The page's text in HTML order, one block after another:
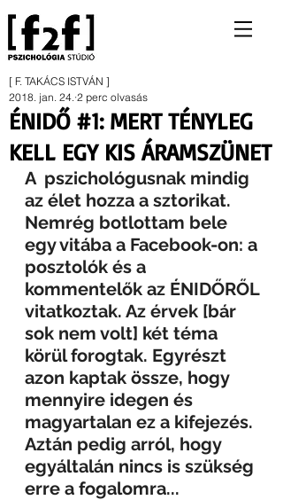
ÉNIDŐ #1: MERT TÉNYLEG
KELL EGY KIS ÁRAMSZÜNET
[ F. TAKÁCS ISTVÁN ]
2018. jan. 24. 2 perc olvasás
A  pszichológusnak mindig
az élet hozza a sztorikat.
Nemrég botlottam bele
egy vitába a Facebook-on: a
posztolók és a
kommentelők az ÉNIDŐRŐL
vitatkoztak. Az érvek [bár
sok nem volt] két téma
körül forogtak. Egyrészt
azon kaptak össze, hogy
mennyire idegen és
magyartalan ez a kifejezés.
Aztán pedig arról, hogy
egyáltalán nincs is szükség
erre a fogalomra...